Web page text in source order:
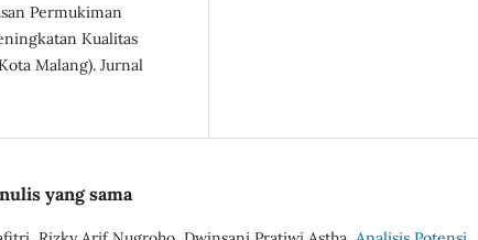
Permukiman
Kualitas
Malang). Jurnal
yang sama